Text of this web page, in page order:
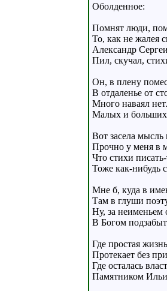
Оболденное:
Помнят люди,
То, как не жалея
Александр
Пил, скучал,
Он, в плену
В отдаленье от
Много наваял
Малых и
Вот засела мысль
Прочно у меня в
Что стихи
Тоже как-нибудь
Мне б, куда в
Там в глуши
Ну, за неименьем
В Богом
Где простая
Протекает без
Где осталась
Памятником